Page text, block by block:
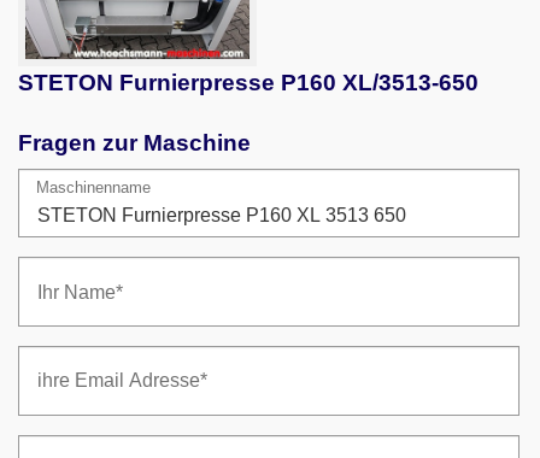
STETON Furnierpresse P160 XL/3513-650
Fragen zur Maschine
Maschinenname